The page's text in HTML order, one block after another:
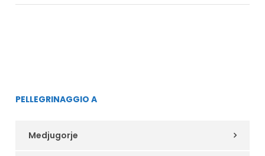
PELLEGRINAGGIO A
Medjugorje